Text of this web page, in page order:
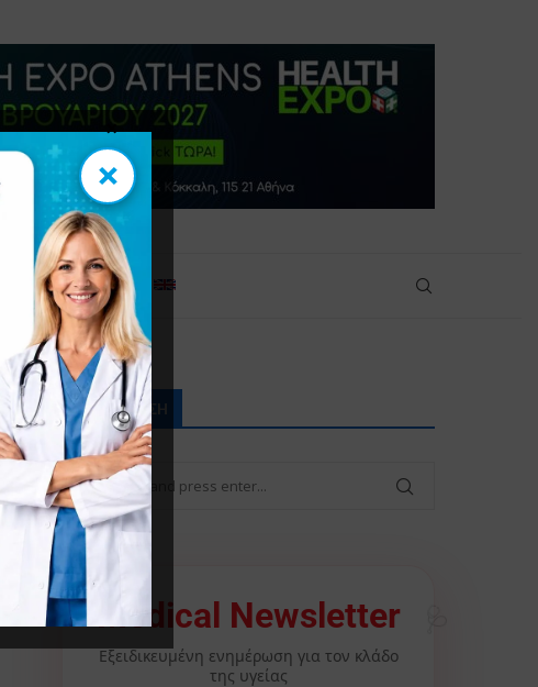
Επικοινωνία
ΑΝΑΖΉΤΗΣΗ
Medical Newsletter
Εξειδικευμένη ενημέρωση για τον κλάδο
της υγείας
×
×